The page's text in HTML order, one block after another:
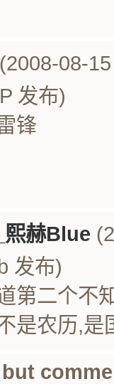
08-
发布)
锋
熙赫Blue
发布)
第二个不
是农历,是